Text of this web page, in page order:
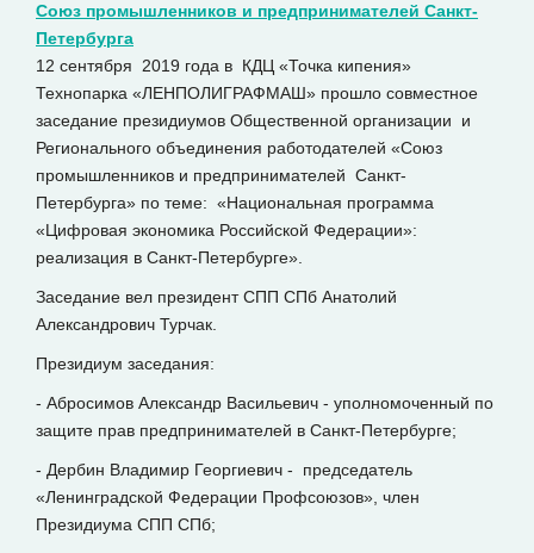
Союз промышленников и предпринимателей Санкт-
Петербурга
12 сентября 2019 года в КДЦ «Точка кипения»
Технопарка «ЛЕНПОЛИГРАФМАШ» прошло совместное
заседание президиумов Общественной организации и
Регионального объединения работодателей «Союз
промышленников и предпринимателей Санкт-
Петербурга» по теме: «Национальная программа
«Цифровая экономика Российской Федерации»:
реализация в Санкт-Петербурге».
Заседание вел президент СПП СПб Анатолий
Александрович Турчак.
Президиум заседания:
- Абросимов Александр Васильевич - уполномоченный по
защите прав предпринимателей в Санкт-Петербурге;
- Дербин Владимир Георгиевич - председатель
«Ленинградской Федерации Профсоюзов», член
Президиума СПП СПб;